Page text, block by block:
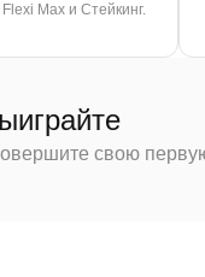
Max и Стейкинг.
свою